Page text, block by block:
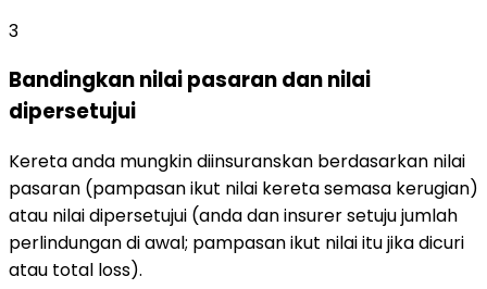
3
Bandingkan nilai pasaran dan nilai
dipersetujui
Kereta anda mungkin diinsuranskan berdasarkan nilai
pasaran (pampasan ikut nilai kereta semasa kerugian)
atau nilai dipersetujui (anda dan insurer setuju jumlah
perlindungan di awal; pampasan ikut nilai itu jika dicuri
atau total loss).